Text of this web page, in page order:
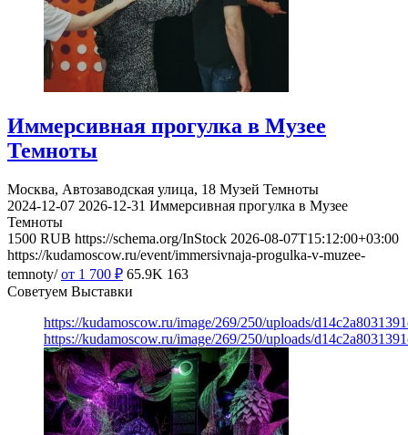
Иммерсивная прогулка в Музее
Темноты
Москва, Автозаводская улица, 18 Музей Темноты
2024-12-07 2026-12-31 Иммерсивная прогулка в Музее
Темноты
1500 RUB https://schema.org/InStock 2026-08-07T15:12:00+03:00
https://kudamoscow.ru/event/immersivnaja-progulka-v-muzee-
temnoty/ от 1 700 ₽ 65.9K 163
Советуем Выставки
https://kudamoscow.ru/image/269/250/uploads/
https://kudamoscow.ru/image/269/250/uploads/